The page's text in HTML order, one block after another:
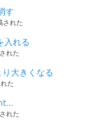
す
された
入れる
れた
大きくなる
た
れた